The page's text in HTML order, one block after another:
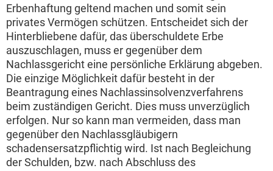
Erbenhaftung geltend machen und somit sein
privates Vermögen schützen. Entscheidet sich der
Hinterbliebene dafür, das überschuldete Erbe
auszuschlagen, muss er gegenüber dem
Nachlassgericht eine persönliche Erklärung abgeben.
Die einzige Möglichkeit dafür besteht in der
Beantragung eines Nachlassinsolvenzverfahrens
beim zuständigen Gericht. Dies muss unverzüglich
erfolgen. Nur so kann man vermeiden, dass man
gegenüber den Nachlassgläubigern
schadensersatzpflichtig wird. Ist nach Begleichung
der Schulden, bzw. nach Abschluss des